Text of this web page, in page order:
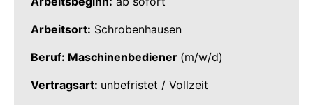
Arbeitsort: Schrobenhausen
Beruf: Maschinenbediener (m/w/d)
Vertragsart: unbefristet / Vollzeit